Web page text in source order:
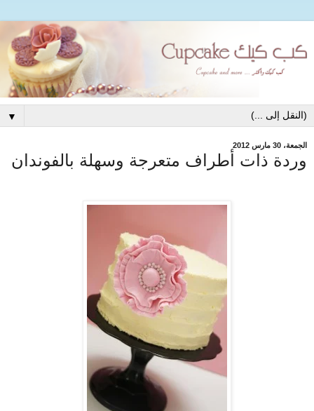
▼
الجمعة، 30 مارس 2012
وردة ذات أطراف متعرجة وسهلة بالفوندان